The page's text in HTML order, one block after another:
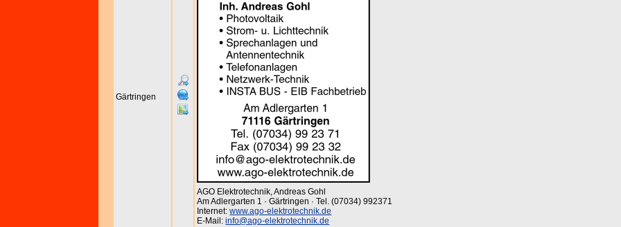
Gärtringen
AGO Elektrotechnik, Andreas Gohl
Am Adlergarten 1 · Gärtringen · Tel. (07034) 992371
Internet:www.ago-elektrotechnik.de
E-Mail:info@ago-elektrotechnik.de